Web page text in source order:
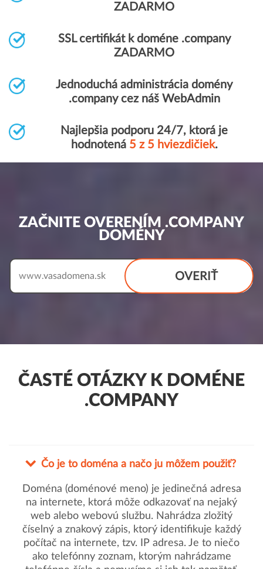
ZADARMO
SSL certifikát k doméne .company
ZADARMO
Jednoduchá administrácia domény
.company cez náš WebAdmin
Najlepšia podporu 24/7, ktorá je
hodnotená 5 z 5 hviezdičiek.
ZAČNITE OVERENÍM .COMPANY
DOMÉNY
OVERIŤ
www.
ČASTÉ OTÁZKY K DOMÉNE
.COMPANY
Čo je to doména a načo ju môžem použiť?
Doména (doménové meno) je jedinečná adresa
na internete, ktorá môže odkazovať na nejaký
web alebo webovú službu. Nahrádza zložitý
číselný a znakový zápis, ktorý identifikuje každý
počítač na internete, tzv. IP adresa. Je to niečo
ako telefónny zoznam, ktorým nahrádzame